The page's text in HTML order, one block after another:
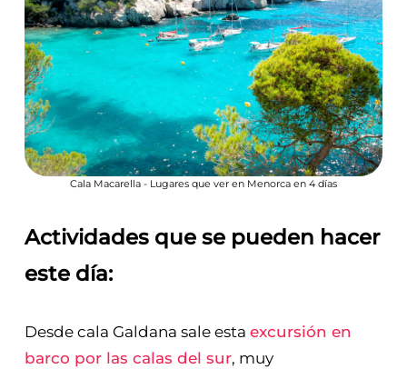
Cala Macarella - Lugares que ver en Menorca en 4 días
Actividades que se pueden hacer
este día:
Desde cala Galdana sale esta excursión en
barco por las calas del sur, muy